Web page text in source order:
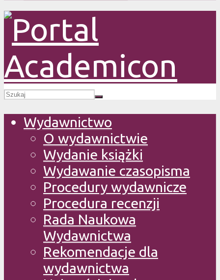
Wydawnictwo
O wydawnictwie
Wydanie książki
Wydawanie czasopisma
Procedury wydawnicze
Procedura recenzji
Rada Naukowa
Wydawnictwa
Rekomendacje dla
wydawnictwa